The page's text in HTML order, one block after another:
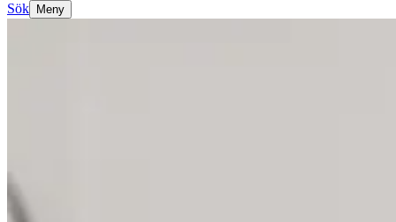
Sök Meny